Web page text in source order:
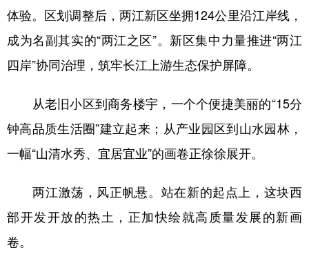
体验。区划调整后，两江新区坐拥124公里沿江岸线，
成为名副其实的“两江之区”。新区集中力量推进“两江
四岸”协同治理，筑牢长江上游生态保护屏障。
从老旧小区到商务楼宇，一个个便捷美丽的“15分
钟高品质生活圈”建立起来；从产业园区到山水园林，
一幅“山清水秀、宜居宜业”的画卷正徐徐展开。
两江激荡，风正帆悬。站在新的起点上，这块西
部开发开放的热土，正加快绘就高质量发展的新画
卷。